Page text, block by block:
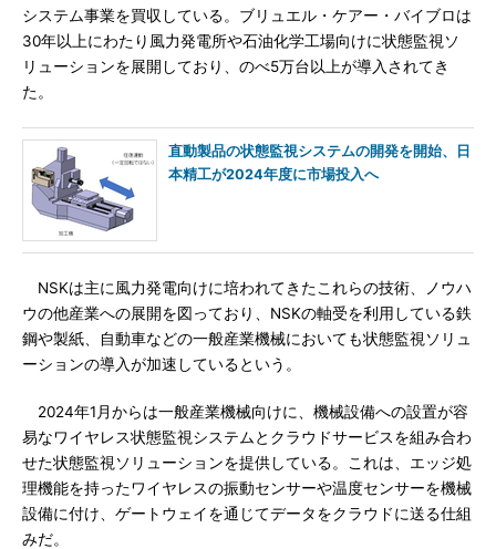
システム事業を買収している。ブリュエル・ケアー・バイブロは
30年以上にわたり風力発電所や石油化学工場向けに状態監視ソ
リューションを展開しており、のべ5万台以上が導入されてき
た。
直動製品の状態監視システムの開発を開始、日
本精工が2024年度に市場投入へ
NSKは主に風力発電向けに培われてきたこれらの技術、ノウハ
ウの他産業への展開を図っており、NSKの軸受を利用している鉄
鋼や製紙、自動車などの一般産業機械においても状態監視ソリュ
ーションの導入が加速しているという。
2024年1月からは一般産業機械向けに、機械設備への設置が容
易なワイヤレス状態監視システムとクラウドサービスを組み合わ
せた状態監視ソリューションを提供している。これは、エッジ処
理機能を持ったワイヤレスの振動センサーや温度センサーを機械
設備に付け、ゲートウェイを通じてデータをクラウドに送る仕組
みだ。